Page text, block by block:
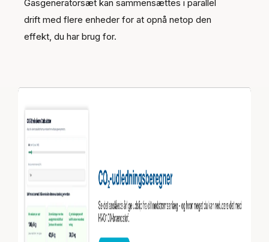
Gasgeneratorsæt kan sammensættes i parallel
drift med flere enheder for at opnå netop den
effekt, du har brug for.